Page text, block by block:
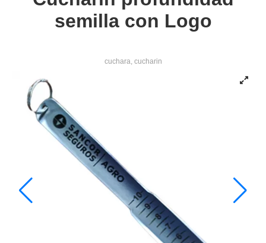
semilla con Logo
cuchara, cucharin